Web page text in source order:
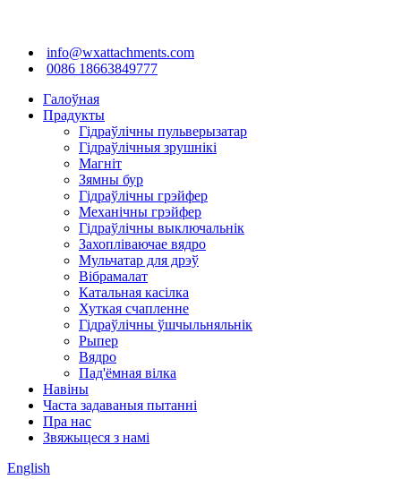
info@wxattachments.com
0086 18663849777
Галоўная
Прадукты
Гідраўлічны пульверызатар
Гідраўлічныя зрушнікі
Магніт
Зямны бур
Гідраўлічны грэйфер
Механічны грэйфер
Гідраўлічны выключальнік
Захопліваючае вядро
Мульчатар для дрэў
Вібрамалат
Катальная касілка
Хуткая счапленне
Гідраўлічны ўшчыльняльнік
Рыпер
Вядро
Пад'ёмная вілка
Навіны
Часта задаваныя пытанні
Пра нас
Звяжыцеся з намі
English